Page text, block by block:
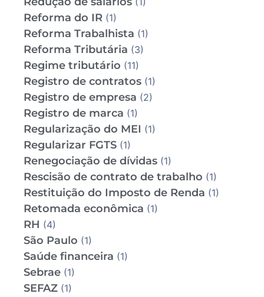
Reforma do IR (1)
Reforma Trabalhista (1)
Reforma Tributária (3)
Regime tributário (11)
Registro de contratos (1)
Registro de empresa (2)
Registro de marca (1)
Regularização do MEI (1)
Regularizar FGTS (1)
Renegociação de dívidas (1)
Rescisão de contrato de trabalho (1)
Restituição do Imposto de Renda (1)
Retomada econômica (1)
RH (4)
São Paulo (1)
Saúde financeira (1)
Sebrae (1)
SEFAZ (1)